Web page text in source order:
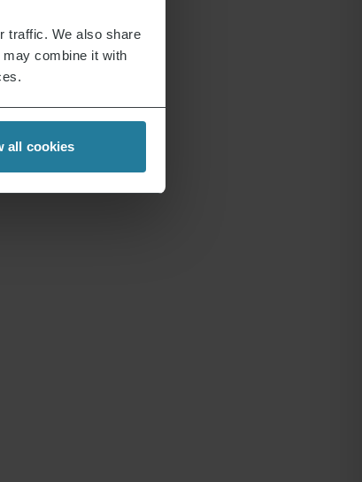
traffic. We also share
combine it with
all cookies